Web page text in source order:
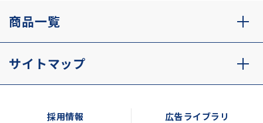
商品一覧
サイトマップ
採用情報 広告ライブラリ